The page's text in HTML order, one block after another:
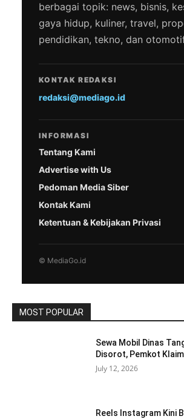
berbagai topik: news, bisnis,
gaya hidup, kuliner, travel,
pendidikan, tekno, dan
KONTAK REDAKSI
redaksi@mediago.id
INFORMASI
Tentang Kami
Advertise with Us
Pedoman Media Siber
Kontak Kami
Ketentuan & Kebijakan Privasi
© MediaGo.id
MOST POPULAR
Sewa Mobil Dinas
Disorot, Pemkot
July 12, 2026
Reels Instagram Kini